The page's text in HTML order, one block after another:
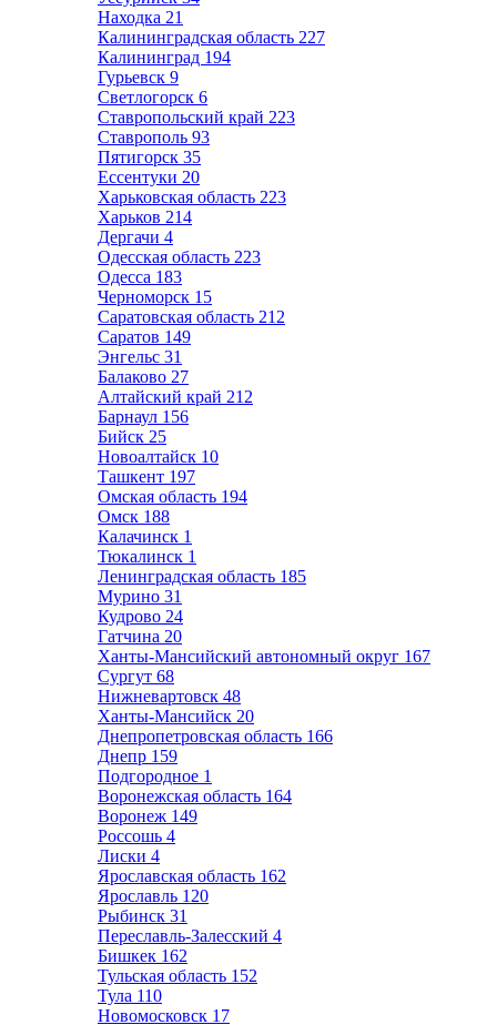
Находка 21
Калининградская область 227
Калининград 194
Гурьевск 9
Светлогорск 6
Ставропольский край 223
Ставрополь 93
Пятигорск 35
Ессентуки 20
Харьковская область 223
Харьков 214
Дергачи 4
Одесская область 223
Одесса 183
Черноморск 15
Саратовская область 212
Саратов 149
Энгельс 31
Балаково 27
Алтайский край 212
Барнаул 156
Бийск 25
Новоалтайск 10
Ташкент 197
Омская область 194
Омск 188
Калачинск 1
Тюкалинск 1
Ленинградская область 185
Мурино 31
Кудрово 24
Гатчина 20
Ханты-Мансийский автономный округ 167
Сургут 68
Нижневартовск 48
Ханты-Мансийск 20
Днепропетровская область 166
Днепр 159
Подгородное 1
Воронежская область 164
Воронеж 149
Россошь 4
Лиски 4
Ярославская область 162
Ярославль 120
Рыбинск 31
Переславль-Залесский 4
Бишкек 162
Тульская область 152
Тула 110
Новомосковск 17